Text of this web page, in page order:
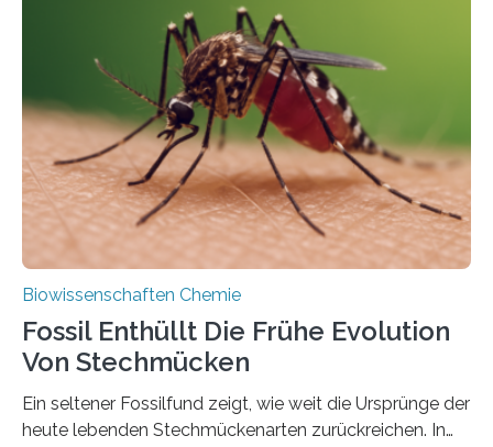
Grünalgen, die vor Hunderten von Millionen Jahren
lebten. Unter den Vorfahren sticht eine Gruppe heraus,
die noch heute in der Natur vorkommt: die
Süßwasseralge Coleochaetophyceae. Einige Arten
dieser Gruppe bilden aus Zellfäden dichte Geflechte
mit scheibenförmiger Gestalt. Was auffällig ist: Die
nächsten…
Biowissenschaften Chemie
Fossil Enthüllt Die Frühe Evolution
Von Stechmücken
Ein seltener Fossilfund zeigt, wie weit die Ursprünge der
heute lebenden Stechmückenarten zurückreichen. In